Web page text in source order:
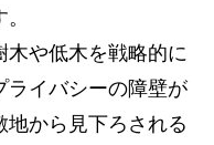
木や低木を戦略的に
ライバシーの障壁が
から見下ろされる